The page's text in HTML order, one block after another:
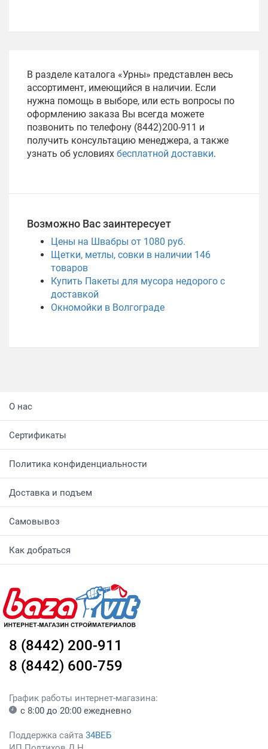
В разделе каталога «Урны» представлен весь
ассортимент, имеющийся в наличии. Если
нужна помощь в выборе, или есть вопросы по
оформлению заказа Вы всегда можете
позвонить по телефону (8442)200-911 и
получить консультацию менеджера, а также
узнать об условиях бесплатной доставки.
Возможно Вас заинтересует
Цены на Швабры от 1080 руб.
Щетки, метлы, совки в наличии 146
товаров
Купить Пакеты для мусора недорого с
доставкой
Окномойки в Волгограде
О нас
Сертификаты
Политика конфиденциальности
Доставка и подъем
Самовывоз
Как добраться
8 (8442) 200-911
8 (8442) 600-759
График работы интернет-магазина:
с 8:00 до 20:00 ежедневно
Поддержка сайта 34ВЕБ